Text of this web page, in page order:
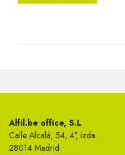
Alfil.be office, S.L
Calle Alcalá, 54, 4°, izda.
28014 Madrid